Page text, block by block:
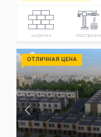
кирпич построен
ОТЛИЧНАЯ ЦЕНА